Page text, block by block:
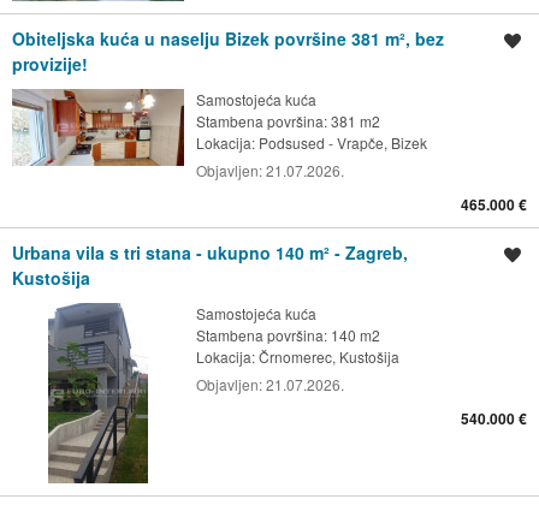
Obiteljska kuća u naselju Bizek površine 381 m², bez
provizije!
Samostojeća kuća
Stambena površina: 381 m2
Lokacija: Podsused - Vrapče, Bizek
Objavljen:21.07.2026.
465.000 €
Urbana vila s tri stana - ukupno 140 m² - Zagreb,
Kustošija
Samostojeća kuća
Stambena površina: 140 m2
Lokacija:Črnomerec, Kustošija
Objavljen:21.07.2026.
540.000 €